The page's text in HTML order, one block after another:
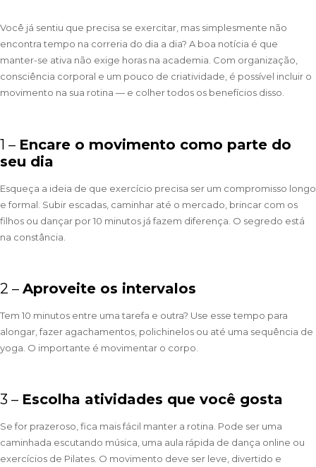
Você já sentiu que precisa se exercitar, mas simplesmente não
encontra tempo na correria do dia a dia? A boa notícia é que
manter-se ativa não exige horas na academia. Com organização,
consciência corporal e um pouco de criatividade, é possível incluir o
movimento na sua rotina — e colher todos os benefícios disso.
1 – Encare o movimento como parte do
seu dia
Esqueça a ideia de que exercício precisa ser um compromisso longo
e formal. Subir escadas, caminhar até o mercado, brincar com os
filhos ou dançar por 10 minutos já fazem diferença. O segredo está
na constância.
2 – Aproveite os intervalos
Tem 10 minutos entre uma tarefa e outra? Use esse tempo para
alongar, fazer agachamentos, polichinelos ou até uma sequência de
yoga. O importante é movimentar o corpo.
3 – Escolha atividades que você gosta
Se for prazeroso, fica mais fácil manter a rotina. Pode ser uma
caminhada escutando música, uma aula rápida de dança online ou
exercícios de Pilates. O movimento deve ser leve, divertido e